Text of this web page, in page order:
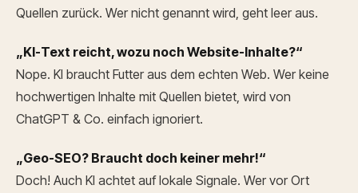
Quellen zurück. Wer nicht genannt wird, geht leer aus.
„KI-Text reicht, wozu noch Website-Inhalte?“
Nope. KI braucht Futter aus dem echten Web. Wer keine
hochwertigen Inhalte mit Quellen bietet, wird von
ChatGPT & Co. einfach ignoriert.
„Geo-SEO? Braucht doch keiner mehr!“
Doch! Auch KI achtet auf lokale Signale. Wer vor Ort